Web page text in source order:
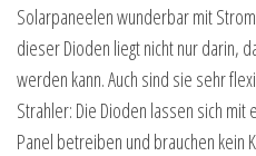
Solarpaneelen wunderbar mit
dieser Dioden liegt nicht nur darin,
werden kann. Auch sind sie sehr
Strahler: Die Dioden lassen sich
Panel betreiben und brauchen kein